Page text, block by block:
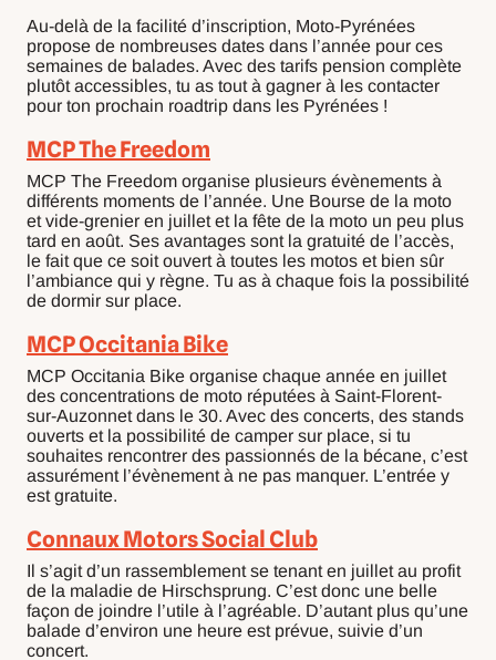
Au-delà de la facilité d’inscription, Moto-Pyrénées
propose de nombreuses dates dans l’année pour ces
semaines de balades. Avec des tarifs pension complète
plutôt accessibles, tu as tout à gagner à les contacter
pour ton prochain roadtrip dans les Pyrénées !
MCP The Freedom
MCP The Freedom organise plusieurs évènements à
différents moments de l’année. Une Bourse de la moto
et vide-grenier en juillet et la fête de la moto un peu plus
tard en août. Ses avantages sont la gratuité de l’accès,
le fait que ce soit ouvert à toutes les motos et bien sûr
l’ambiance qui y règne. Tu as à chaque fois la possibilité
de dormir sur place.
MCP Occitania Bike
MCP Occitania Bike organise chaque année en juillet
des concentrations de moto réputées à Saint-Florent-
sur-Auzonnet dans le 30. Avec des concerts, des stands
ouverts et la possibilité de camper sur place, si tu
souhaites rencontrer des passionnés de la bécane, c’est
assurément l’évènement à ne pas manquer. L’entrée y
est gratuite.
Connaux Motors Social Club
Il s’agit d’un rassemblement se tenant en juillet au profit
de la maladie de Hirschsprung. C’est donc une belle
façon de joindre l’utile à l’agréable. D’autant plus qu’une
balade d’environ une heure est prévue, suivie d’un
concert.